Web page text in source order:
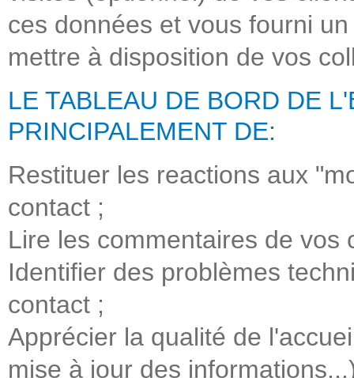
ces données et vous fourni
mettre à disposition de vos
LE TABLEAU DE BORD DE
PRINCIPALEMENT DE:
Restituer les reactions aux
contact ;
Lire les commentaires de vos
Identifier des problèmes
contact ;
Apprécier la qualité de
mise à jour des